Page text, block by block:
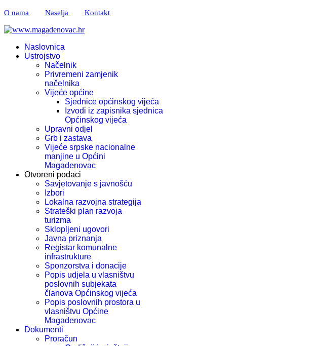
O nama Naselja Kontakt
Naslovnica
Ustrojstvo
Načelnik
Privremeni zamjenik
načelnika
Vijeće općine
Sjednice općinskog vijeća
Izvodi iz zapisnika sjednica
Općinskog vijeća
Upravni odjel
Grb i zastava
Vijeće srpske nacionalne
manjine u Općini
Magadenovac
Otvoreni podaci
Savjetovanje s javnošću
Izbori
Lokalna razvojna strategija
Strateški plan razvoja
turizma
Sklopljeni ugovori
Javna priznanja
Registar komunalne
infrastrukture
Sponzorstva i donacije
Popis udjela u vlasništvu
poslovnih subjekata
članova Općinskog vijeća
Popis poslovnih prostora u
vlasništvu Općine
Magadenovac
Dokumenti
Proračun